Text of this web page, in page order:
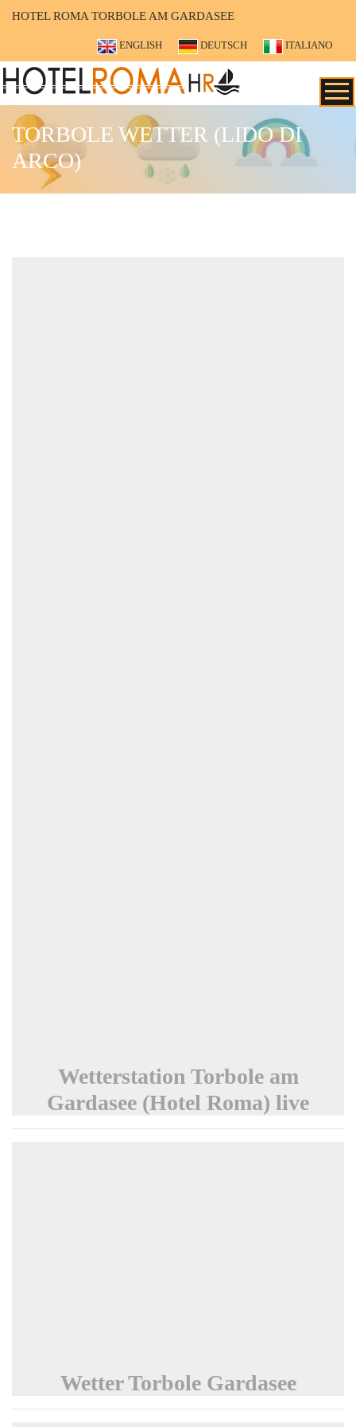
HOTEL ROMA TORBOLE AM GARDASEE
ENGLISH DEUTSCH ITALIANO
TORBOLE WETTER (LIDO DI
ARCO)
Wetterstation Torbole am
Gardasee (Hotel Roma) live
Wetter Torbole Gardasee